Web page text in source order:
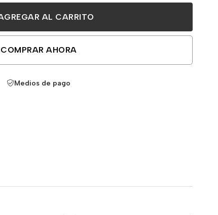
AL CARRITO
COMPRAR AHORA
Medios de pago